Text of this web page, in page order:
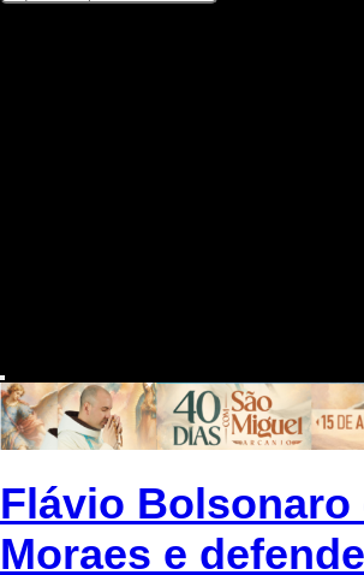
Flávio
Moraes e